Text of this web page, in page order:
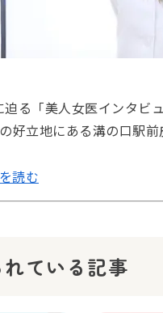
る「美人女医インタビ
好立地にある溝の口駅前
読む
ている記事